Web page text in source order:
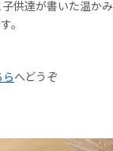
供達が書いた温かみ
。
らへどうぞ